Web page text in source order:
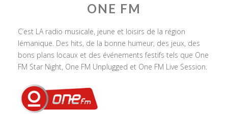
ONE FM
C’est LA radio musicale, jeune et loisirs de la région
lémanique. Des hits, de la bonne humeur, des jeux, des
bons plans locaux et des événements festifs tels que One
FM Star Night, One FM Unplugged et One FM Live Session.